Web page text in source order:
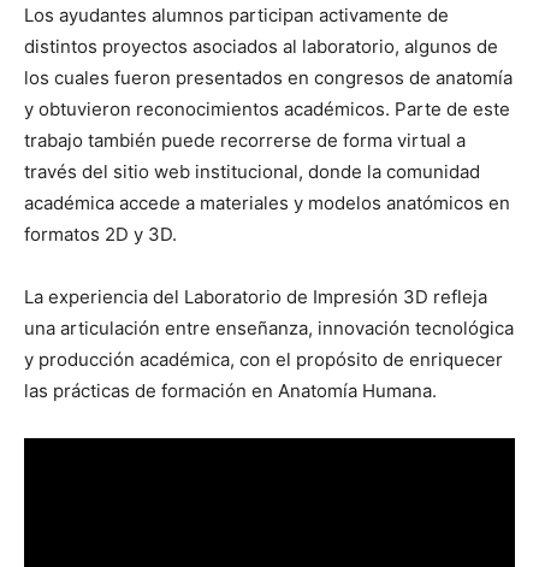
Los ayudantes alumnos participan activamente de
distintos proyectos asociados al laboratorio, algunos de
los cuales fueron presentados en congresos de anatomía
y obtuvieron reconocimientos académicos. Parte de este
trabajo también puede recorrerse de forma virtual a
través del sitio web institucional, donde la comunidad
académica accede a materiales y modelos anatómicos en
formatos 2D y 3D.
La experiencia del Laboratorio de Impresión 3D refleja
una articulación entre enseñanza, innovación tecnológica
y producción académica, con el propósito de enriquecer
las prácticas de formación en Anatomía Humana.